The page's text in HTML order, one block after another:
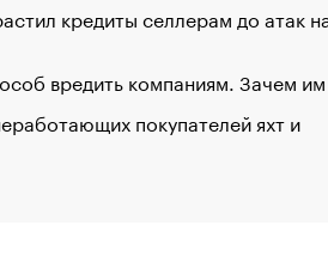
кредиты селлерам до атак
вредить компаниям. Зачем
покупателей яхт и